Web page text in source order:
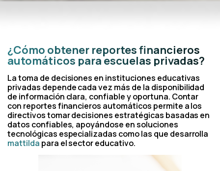
¿Cómo obtener reportes financieros
automáticos para escuelas privadas?
La toma de decisiones en instituciones educativas
privadas depende cada vez más de la disponibilidad
de información clara, confiable y oportuna. Contar
con reportes financieros automáticos permite a los
directivos tomar decisiones estratégicas basadas en
datos confiables, apoyándose en soluciones
tecnológicas especializadas como las que desarrolla
mattilda para el sector educativo.